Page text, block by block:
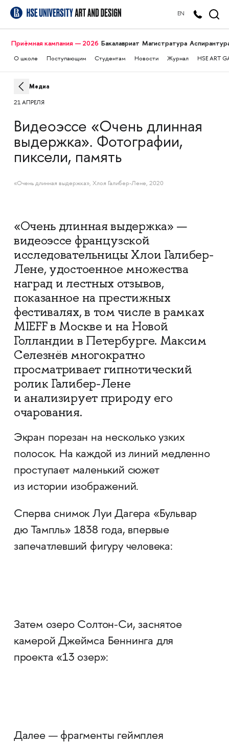
EN
Приёмная кампания — 2026 Бакалавриат Магистратура
О школе Поступающим Студентам Новости Журнал HSE ART
Медиа
21 АПРЕЛЯ
Видеоэссе «Очень длинная
выдержка». Фотографии,
пиксели, память
«Очень длинная выдержка», Хлоя Галибер-Лене, 2020
«Очень длинная выдержка» —
видеоэссе французской
исследовательницы Хлои Галибер-
Лене, удостоенное множества
наград и лестных отзывов,
показанное на престижных
фестивалях, в том числе в рамках
MIEFF в Москве и на Новой
Голландии в Петербурге. Максим
Селезнёв многократно
просматривает гипнотический
ролик Галибер-Лене
и анализирует природу его
очарования.
Экран порезан на несколько узких
полосок. На каждой из линий медленно
проступает маленький сюжет
из истории изображений.
Сперва снимок Луи Дагера «Бульвар
дю Тампль» 1838 года, впервые
запечатлевший фигуру человека:
Затем озеро Солтон-Си, заснятое
камерой Джеймса Беннинга для
проекта «13 озер»:
Далее — фрагменты геймплея